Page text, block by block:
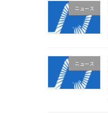
ニュース
ニュース